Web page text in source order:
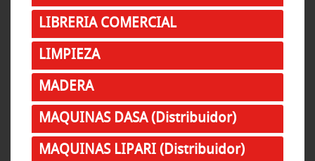
LIBRERIA COMERCIAL
LIMPIEZA
MADERA
MAQUINAS DASA (Distribuidor)
MAQUINAS LIPARI (Distribuidor)